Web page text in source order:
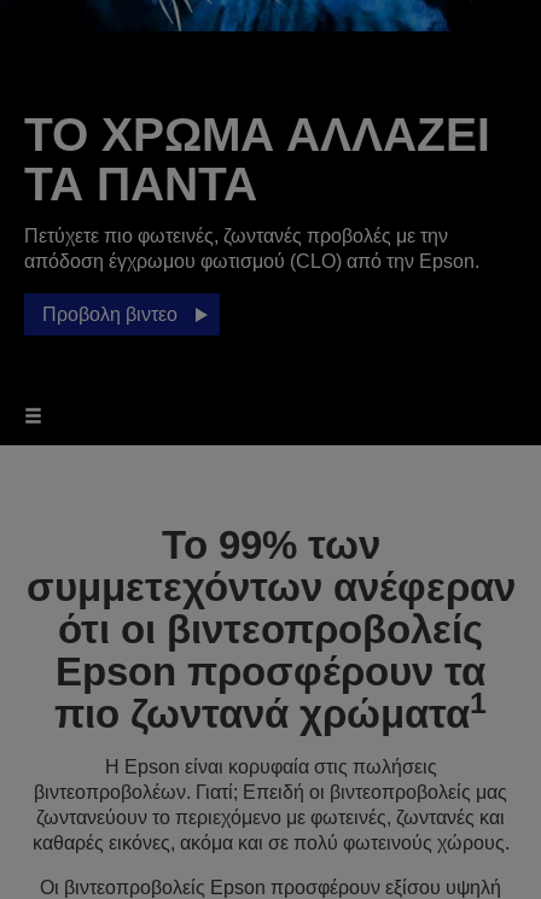
ΤΟ ΧΡΩΜΑ ΑΛΛΑΖΕΙ
ΤΑ ΠΑΝΤΑ
Πετύχετε πιο φωτεινές, ζωντανές προβολές με την
απόδοση έγχρωμου φωτισμού (CLO) από την Epson.
Προβολη βιντεο
Το 99% των
συμμετεχόντων ανέφεραν
ότι οι βιντεοπροβολείς
Epson προσφέρουν τα
πιο ζωντανά χρώματα1
Η Epson είναι κορυφαία στις πωλήσεις
βιντεοπροβολέων. Γιατί; Επειδή οι βιντεοπροβολείς μας
ζωντανεύουν το περιεχόμενο με φωτεινές, ζωντανές και
καθαρές εικόνες, ακόμα και σε πολύ φωτεινούς χώρους.
Οι βιντεοπροβολείς Epson προσφέρουν εξίσου υψηλή